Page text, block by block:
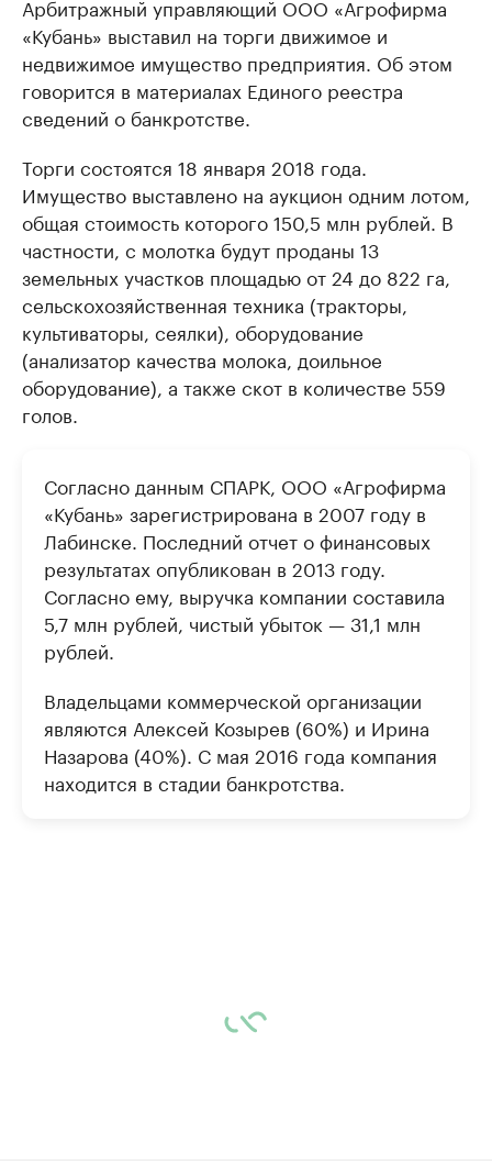
Арбитражный управляющий ООО «Агрофирма
«Кубань» выставил на торги движимое и
недвижимое имущество предприятия. Об этом
говорится в материалах Единого реестра
сведений о банкротстве.
Торги состоятся 18 января 2018 года.
Имущество выставлено на аукцион одним лотом,
общая стоимость которого 150,5 млн рублей. В
частности, с молотка будут проданы 13
земельных участков площадью от 24 до 822 га,
сельскохозяйственная техника (тракторы,
культиваторы, сеялки), оборудование
(анализатор качества молока, доильное
оборудование), а также скот в количестве 559
голов.
Согласно данным СПАРК, ООО «Агрофирма
«Кубань» зарегистрирована в 2007 году в
Лабинске. Последний отчет о финансовых
результатах опубликован в 2013 году.
Согласно ему, выручка компании составила
5,7 млн рублей, чистый убыток — 31,1 млн
рублей.
Владельцами коммерческой организации
являются Алексей Козырев (60%) и Ирина
Назарова (40%). С мая 2016 года компания
находится в стадии банкротства.